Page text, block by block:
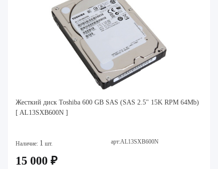
Жесткий диск Toshiba 600 GB SAS (SAS 2.5" 15K RPM 64Mb)
[ AL13SXB600N ]
Наличие: 1 шт. арт:AL13SXB600N
15 000 ₽